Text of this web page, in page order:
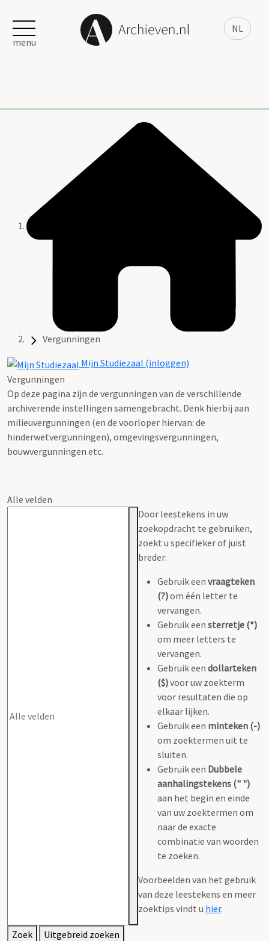
NL
menu
Vergunningen
Mijn Studiezaal (inloggen)
Vergunningen
Op deze pagina zijn de vergunningen van de verschillende
archiverende instellingen samengebracht. Denk hierbij aan
milieuvergunningen (en de voorloper hiervan: de
hinderwetvergunningen), omgevingsvergunningen,
bouwvergunningen etc.
Alle velden
Door leestekens in uw
zoekopdracht te gebruiken,
zoekt u specifieker of juist
breder:
Gebruik een vraagteken
(?)om één letter te
vervangen.
Gebruik een sterretje (*)
om meer letters te
vervangen.
Gebruik een dollarteken
($)voor uw zoekterm
voor resultaten die op
elkaar lijken.
Gebruik een minteken (-)
om zoektermen uit te
sluiten.
Gebruik een Dubbele
aanhalingstekens (" ")
aan het begin en einde
van uw zoektermen om
naar de exacte
combinatie van woorden
te zoeken.
Voorbeelden van het gebruik
van deze leestekens en meer
zoektips vindt u hier.
Zoek
Uitgebreid zoeken